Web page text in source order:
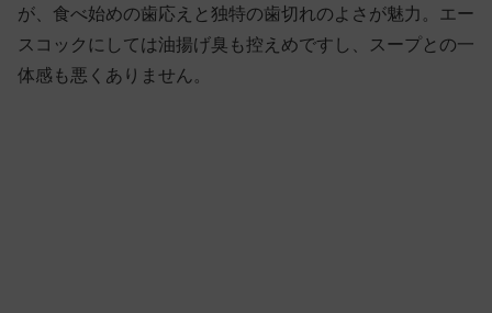
が、食べ始めの歯応えと独特の歯切れのよさが魅力。エー
スコックにしては油揚げ臭も控えめですし、スープとの一
体感も悪くありません。